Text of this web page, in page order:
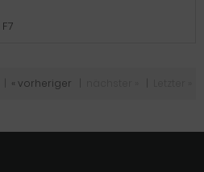
F7
« vorheriger